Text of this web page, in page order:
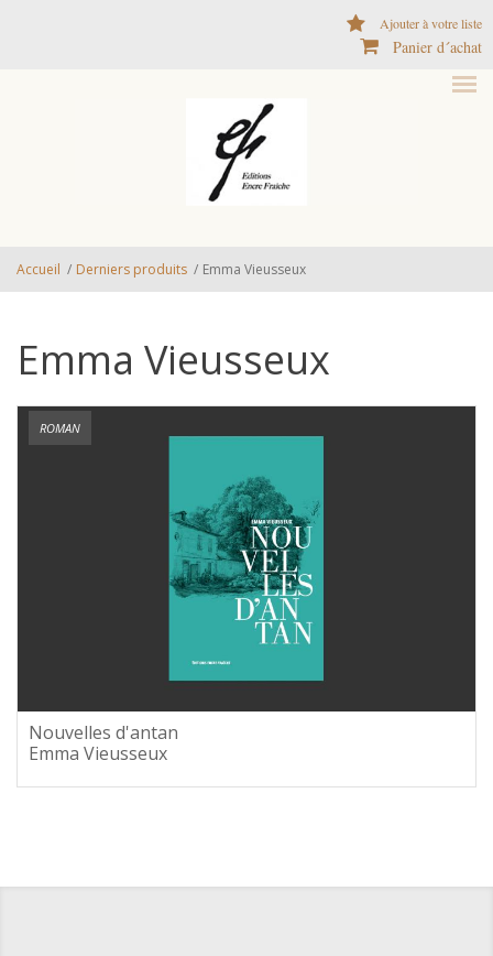
Ajouter à votre liste
Panier d´achat
Accueil / Derniers produits / Emma Vieusseux
Emma Vieusseux
ROMAN
Nouvelles d'antan
Emma Vieusseux